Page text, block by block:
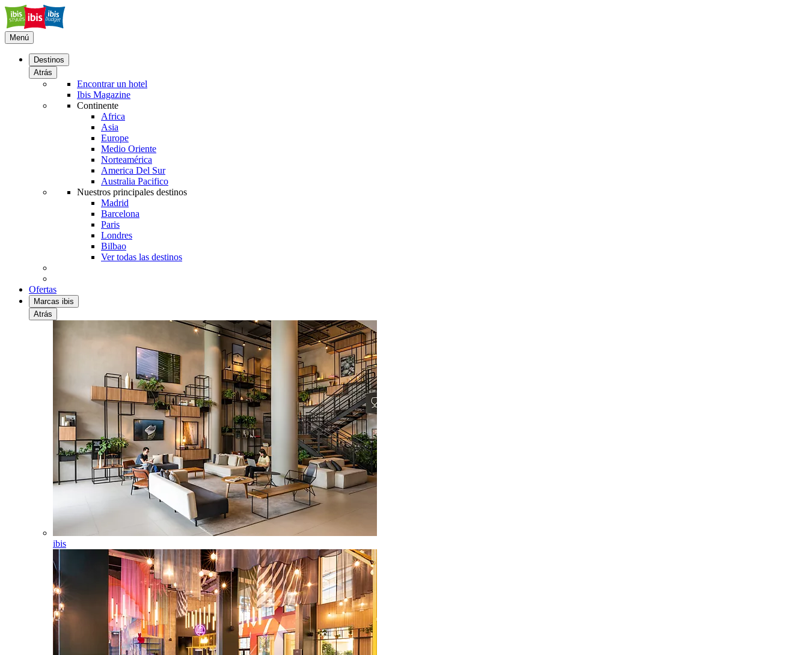
Menú
Destinos
Atrás
Encontrar un hotel
Ibis Magazine
Continente
Africa
Asia
Europe
Medio Oriente
Norteamérica
America Del Sur
Australia Pacifico
Nuestros principales destinos
Madrid
Barcelona
Paris
Londres
Bilbao
Ver todas las destinos
Ofertas
Marcas ibis
Atrás
ibis